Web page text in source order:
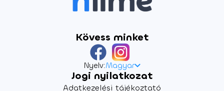
Kövess minket
Nyelv:Magyar
Jogi nyilatkozat
Adatkezelési tájékoztató